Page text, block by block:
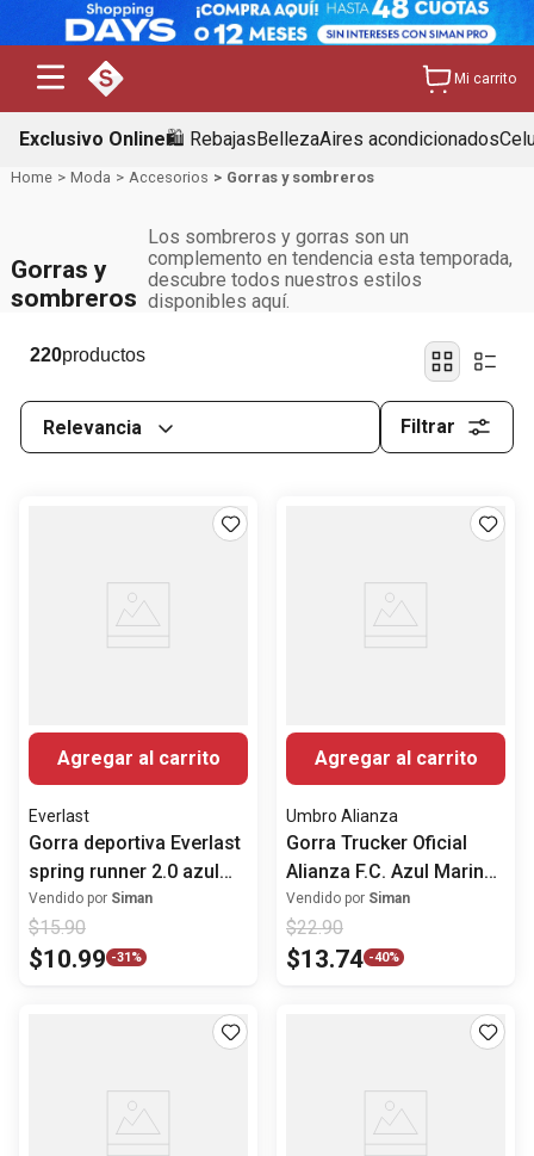
Mi carrito
Exclusivo Online🛍️ RebajasBellezaAires acondicionados
Moda Accesorios Gorras y sombreros
Gorras y
sombreros
Los sombreros y gorras son un
complemento en tendencia esta temporada,
descubre todos nuestros estilos
disponibles aquí.
220
Relevancia Filtrar
Agregar al carrito
Everlast
Gorra deportiva Everlast
spring runner 2.0 azul
navy para hombre
Vendido por Siman
$15.90
$10.99 -31%
Agregar al carrito
Umbro Alianza
Gorra Trucker Oficial
Alianza F.C. Azul Marino
y Celeste
Vendido por Siman
$22.90
$13.74 -40%